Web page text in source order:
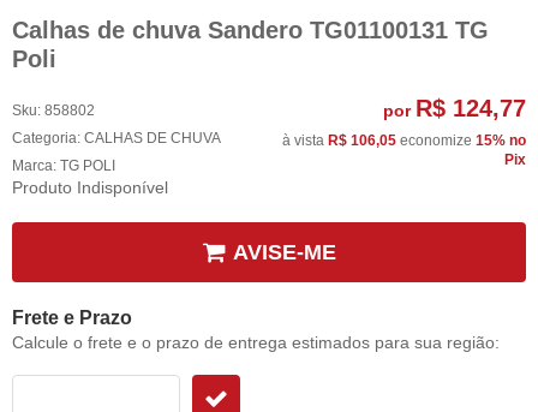
Calhas de chuva Sandero TG01100131 TG
Poli
Sku: 858802
Categoria: CALHAS DE CHUVA
Marca: TG POLI
Produto Indisponível
por R$ 124,77
à vista R$ 106,05 economize 15% no
Pix
AVISE-ME
Frete e Prazo
Calcule o frete e o prazo de entrega estimados para sua região: